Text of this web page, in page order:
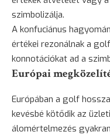
szimbolizálja.
A konfuciánus
értékei rezonálnak a
konnotációkat ad a
Európai
Európában a golf
kevésbé kötődik az
álomértelmezés